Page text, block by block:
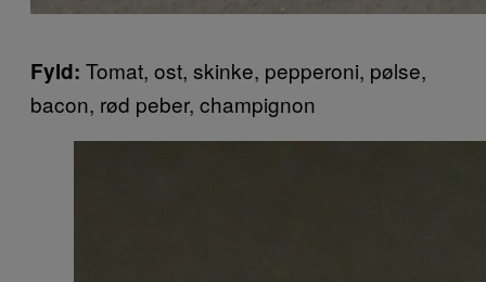
Fyld: Tomat, ost, skinke, pepperoni, pølse,
bacon, rød peber, champignon